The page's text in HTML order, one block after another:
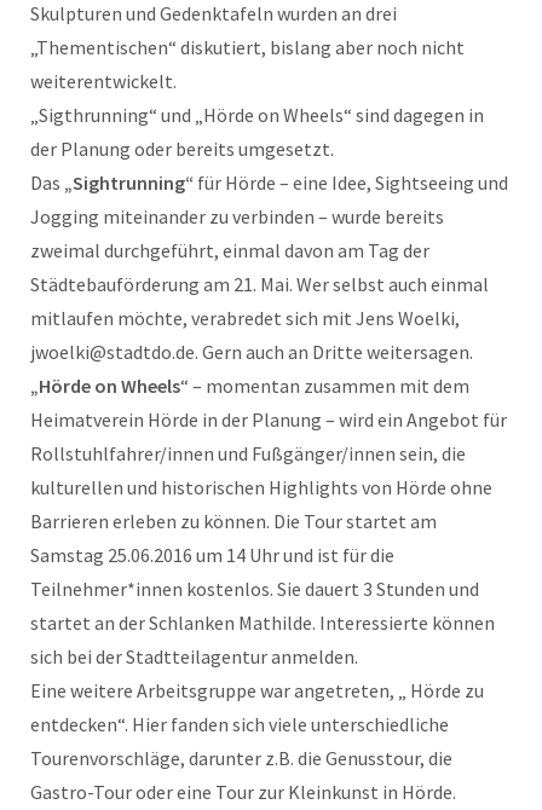
Skulpturen und Gedenktafeln wurden an drei
„Thementischen“ diskutiert, bislang aber noch nicht
weiterentwickelt.
„Sigthrunning“ und „Hörde on Wheels“ sind dagegen in
der Planung oder bereits umgesetzt.
Das „Sightrunning“ für Hörde – eine Idee, Sightseeing und
Jogging miteinander zu verbinden – wurde bereits
zweimal durchgeführt, einmal davon am Tag der
Städtebauförderung am 21. Mai. Wer selbst auch einmal
mitlaufen möchte, verabredet sich mit Jens Woelki,
jwoelki@stadtdo.de. Gern auch an Dritte weitersagen.
„Hörde on Wheels“ – momentan zusammen mit dem
Heimatverein Hörde in der Planung – wird ein Angebot für
Rollstuhlfahrer/innen und Fußgänger/innen sein, die
kulturellen und historischen Highlights von Hörde ohne
Barrieren erleben zu können. Die Tour startet am
Samstag 25.06.2016 um 14 Uhr und ist für die
Teilnehmer*innen kostenlos. Sie dauert 3 Stunden und
startet an der Schlanken Mathilde. Interessierte können
sich bei der Stadtteilagentur anmelden.
Eine weitere Arbeitsgruppe war angetreten, „ Hörde zu
entdecken“. Hier fanden sich viele unterschiedliche
Tourenvorschläge, darunter z.B. die Genusstour, die
Gastro-Tour oder eine Tour zur Kleinkunst in Hörde.